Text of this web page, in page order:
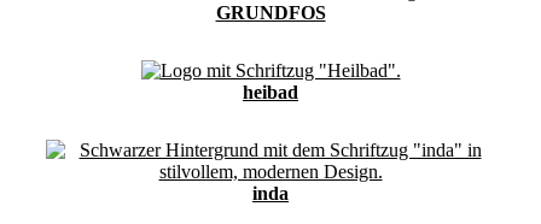
GRUNDFOS
heibad
inda